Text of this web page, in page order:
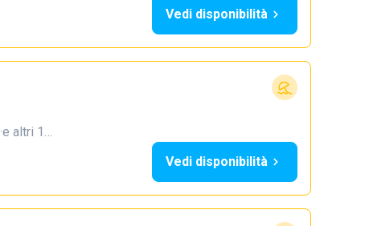
Vedi disponibilità
·e altri 1…
Vedi disponibilità